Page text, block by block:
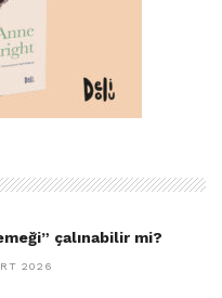
,İREM ÇAĞIRGAN,
çalınabilir mi?
2026